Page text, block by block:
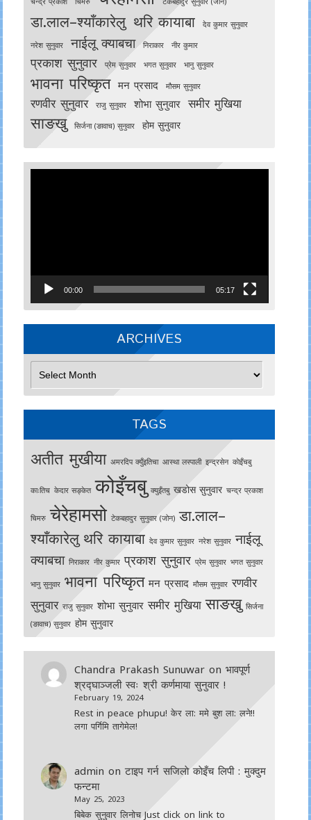
डा.लाल–श्याँकारेलु थरि कायाबा देव कुमार सुनुवार
नरेश सुनुवार नाईलू क्याबचा निराकार नीर कुमार
प्रकाश सुनुवार प्रेम सुनुवार भगत सुनुवार भानु सुनुवार
भावना परिष्कृत मन प्रसाद मौसम सुनुवार
रणवीर सुनुवार राजु सुनुवार शोभा सुनुवार समीर मुखिया
साङखु सिर्जना (ङावाच) सुनुवार होम सुनुवार
00:00 05:17
ARCHIVES
TAGS
अतीत मुखीया अमरदिप क्युँइतिचा आस्था लस्पाली इन्द्रसेन काेइँचबु
काःतिच केदार सङ्केत कोइँचबु क्युइँतबु खडोस सुनुवार चन्द्र प्रकाश
चिमरु चेरेहामसो टेकबहादुर सुनुवार (जोन) डा.लाल–
श्याँकारेलु थरि कायाबा देव कुमार सुनुवार नरेश सुनुवार नाईलू
क्याबचा निराकार नीर कुमार प्रकाश सुनुवार प्रेम सुनुवार भगत सुनुवार
भानु सुनुवार भावना परिष्कृत मन प्रसाद मौसम सुनुवार रणवीर
सुनुवार राजु सुनुवार शोभा सुनुवार समीर मुखिया साङखु सिर्जना
(ङावाच) सुनुवार होम सुनुवार
Chandra Prakash Sunuwar onभावपूर्ण
श्रद्घाञ्जली स्वः श्री कर्णमाया सुनुवार !
February 19, 2024
Rest in peace phupu! केर ला: ममे बुश ला: लने!!
लगा पर्गिमि तागेमेल!
admin onटाइप गर्न सजिलाे काेइँच लिपी : मुक्दुम
फन्टमा
May 25, 2023
बिबेक सुनुवार लिनोच Just click on link to